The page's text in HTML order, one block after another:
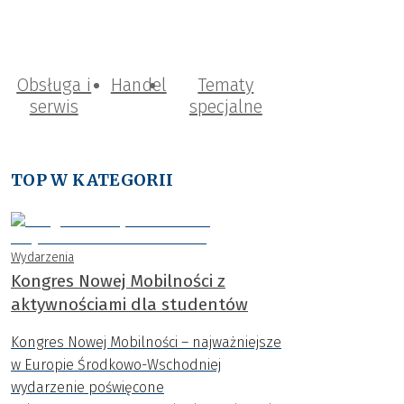
Obsługa i
serwis
Handel
Tematy
specjalne
TOP W KATEGORII
Wydarzenia
Kongres Nowej Mobilności z
aktywnościami dla studentów
Kongres Nowej Mobilności – najważniejsze
w Europie Środkowo-Wschodniej
wydarzenie poświęcone